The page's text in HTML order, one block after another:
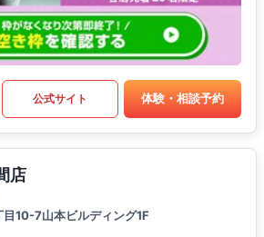
公式サイト 体験・相談予約
店
10-7山本ビルディング1F